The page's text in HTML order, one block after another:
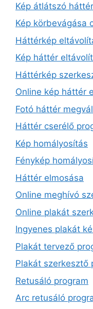
Kép átlátszó
Kép körbevágása
Háttérkép
Kép háttér
Háttérkép
Online kép háttér
Fotó háttér
Háttér cserélő
Kép homályosítás
Fénykép
Háttér elmosása
Online meghívó
Online plakát
Ingyenes plakát
Plakát tervező
Plakát szerkesztő
Retusáló program
Arc retusáló